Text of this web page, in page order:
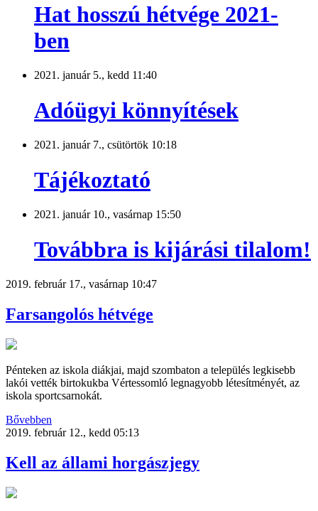
Hat hosszú hétvége 2021-
ben
2021. január 5., kedd 11:40
Adóügyi könnyítések
2021. január 7., csütörtök 10:18
Tájékoztató
2021. január 10., vasárnap 15:50
Továbbra is kijárási tilalom!
2019. február 17., vasárnap 10:47
Farsangolós hétvége
Pénteken az iskola diákjai, majd szombaton a település legkisebb
lakói vették birtokukba Vértessomló legnagyobb létesítményét, az
iskola sportcsarnokát.
Bővebben
2019. február 12., kedd 05:13
Kell az állami horgászjegy